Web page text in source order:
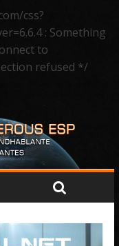
css?
: Something
to
refused */